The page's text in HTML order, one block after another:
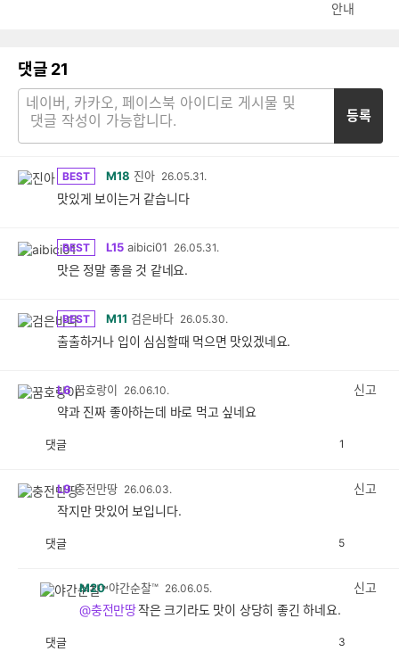
안내
댓글 21
등록
BEST M18 진아 26.05.31.
맛있게 보이는거 같습니다
BEST L15 aibici01 26.05.31.
맛은 정말 좋을 것 같네요.
BEST M11 검은바다 26.05.30.
출출하거나 입이 심심할때 먹으면 맛있겠네요.
L6 꿈호랑이 26.06.10.
신고
약과 진짜 좋아하는데 바로 먹고 싶네요
댓글 1
L9 충전만땅 26.06.03.
신고
작지만 맛있어 보입니다.
댓글 5
M20 야간순찰™ 26.06.05.
신고
@충전만땅작은 크기라도 맛이 상당히 좋긴 하네요.
댓글 3